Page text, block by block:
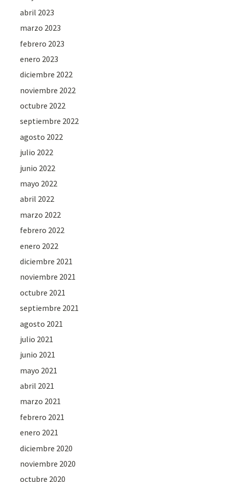
abril 2023
marzo 2023
febrero 2023
enero 2023
diciembre 2022
noviembre 2022
octubre 2022
septiembre 2022
agosto 2022
julio 2022
junio 2022
mayo 2022
abril 2022
marzo 2022
febrero 2022
enero 2022
diciembre 2021
noviembre 2021
octubre 2021
septiembre 2021
agosto 2021
julio 2021
junio 2021
mayo 2021
abril 2021
marzo 2021
febrero 2021
enero 2021
diciembre 2020
noviembre 2020
octubre 2020